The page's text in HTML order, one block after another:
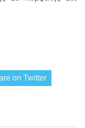
on Twitter